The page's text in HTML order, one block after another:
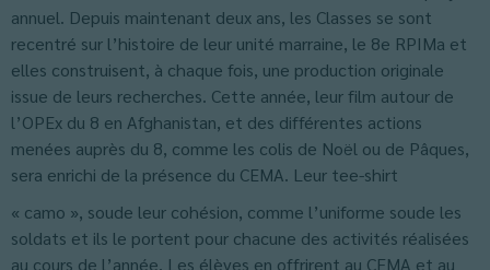
annuel. Depuis maintenant deux ans, les Classes se sont
recentré sur l’histoire de leur unité marraine, le 8e RPIMa et
elles construisent, à chaque fois, une production originale
issue de leurs recherches. Cette année, leur film autour de
l’OPEx du 8 en Afghanistan, et des différentes actions
menées auprès du 8, comme les colis de Noël ou de Pâques,
sera enrichi de la présence du CEMA. Leur tee-shirt
« camo », soude leur cohésion, comme l’uniforme soude les
soldats et ils le portent pour chacune des activités réalisées
au cours de l’année. Les élèves en offrirent au CEMA et au